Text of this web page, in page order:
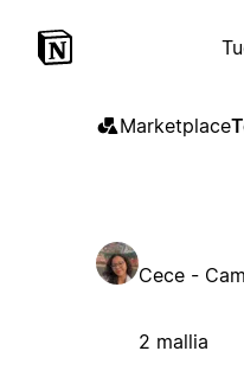
Marketplace
Cece -
2 mallia